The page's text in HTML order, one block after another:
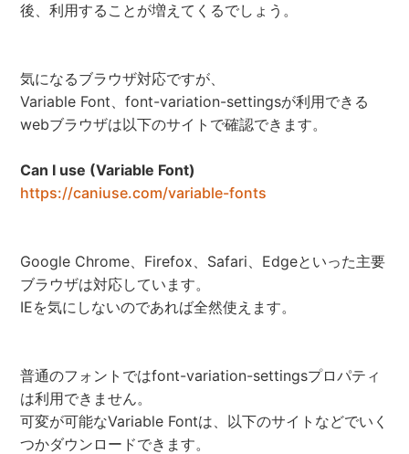
後、利用することが増えてくるでしょう。
気になるブラウザ対応ですが、
Variable Font、font-variation-settingsが利用できる
webブラウザは以下のサイトで確認できます。
Can I use (Variable Font)
https://caniuse.com/variable-fonts
Google Chrome、Firefox、Safari、Edgeといった主要
ブラウザは対応しています。
IEを気にしないのであれば全然使えます。
普通のフォントではfont-variation-settingsプロパティ
は利用できません。
可変が可能なVariable Fontは、以下のサイトなどでいく
つかダウンロードできます。